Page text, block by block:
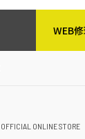
WEB
OFFICIAL ONLINE STORE